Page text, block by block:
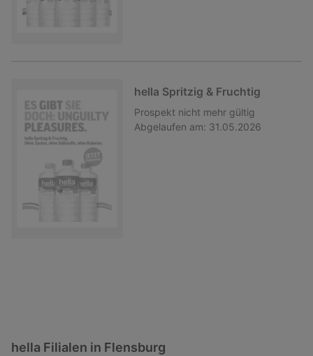
hella Spritzig & Fruchtig
Prospekt nicht mehr gültig
Abgelaufen am: 31.05.2026
hella Filialen in Flensburg